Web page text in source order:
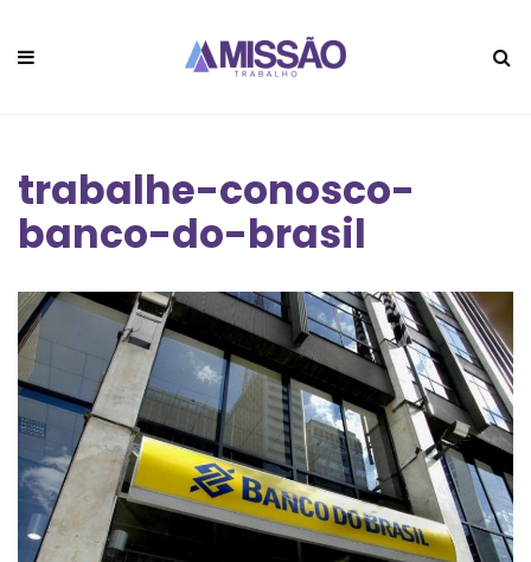
trabalhe-conosco-
banco-do-brasil